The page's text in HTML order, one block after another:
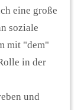
eine große
soziale
mit "dem"
in der
und